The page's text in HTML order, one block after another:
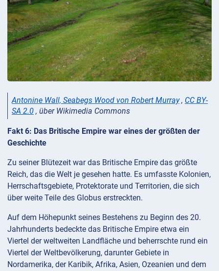
Antonine Wall, Seabegs Wood von Robert Murray, CC BY-
SA 2.0 , über Wikimedia Commons
Fakt 6: Das Britische Empire war eines der größten der
Geschichte
Zu seiner Blütezeit war das Britische Empire das größte
Reich, das die Welt je gesehen hatte. Es umfasste Kolonien,
Herrschaftsgebiete, Protektorate und Territorien, die sich
über weite Teile des Globus erstreckten.
Auf dem Höhepunkt seines Bestehens zu Beginn des 20.
Jahrhunderts bedeckte das Britische Empire etwa ein
Viertel der weltweiten Landfläche und beherrschte rund ein
Viertel der Weltbevölkerung, darunter Gebiete in
Nordamerika, der Karibik, Afrika, Asien, Ozeanien und dem